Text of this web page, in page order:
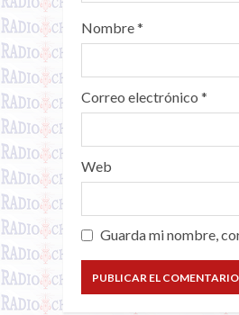
Nombre*
Correo electrónico *
Web
Guarda mi nombre,